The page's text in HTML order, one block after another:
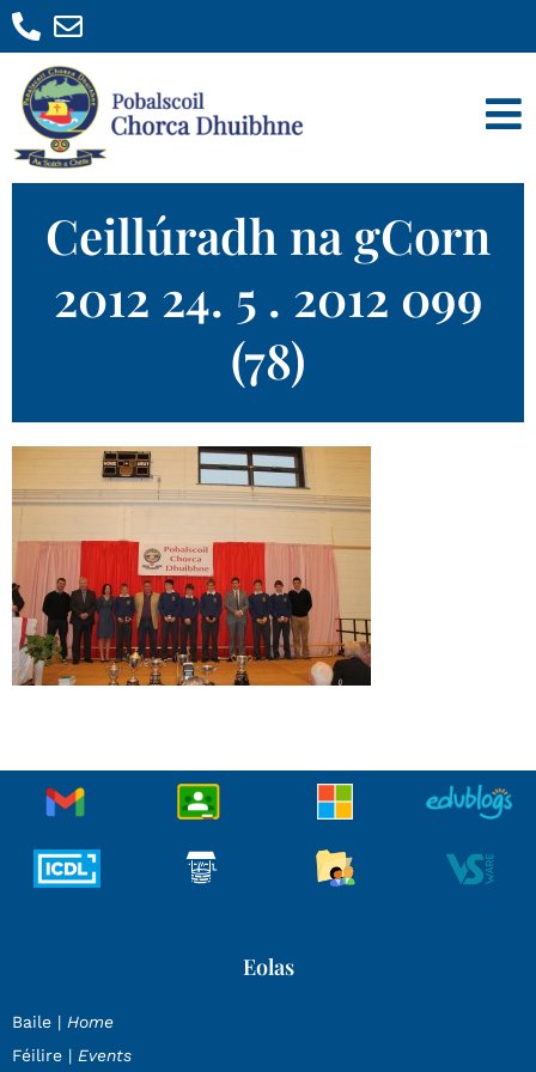
Ceillúradh na gCorn
2012 24. 5 . 2012 099
(78)
Eolas
Baile | Home
Féilire | Events